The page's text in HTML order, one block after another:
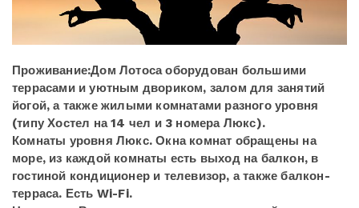
Проживание:Дом Лотоса оборудован большими
террасами и уютным двориком, залом для занятий
йогой, а также жилыми комнатами разного уровня
(типу Хостел на 14 чел и 3 номера Люкс).
Комнаты уровня Люкс. Окна комнат обращены на
море, из каждой комнаты есть выход на балкон, в
гостиной кондиционер и телевизор, а также балкон-
терраса. Есть Wi-Fi.